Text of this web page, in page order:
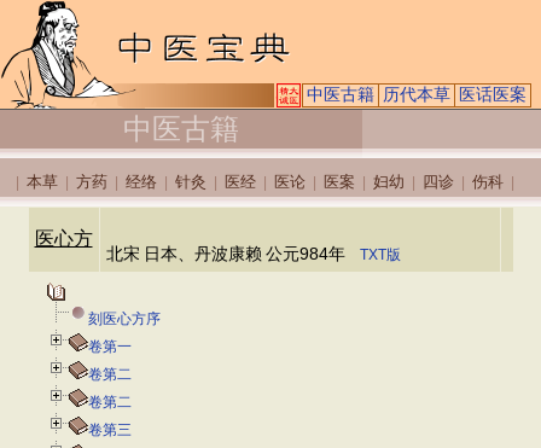
中医古籍 历代本草 医话医案
中医古籍
本草 方药 经络 针灸 医经 医论 医案 妇幼 四诊 伤科
医心方
北宋 日本、丹波康赖 公元984年 TXT版
刻医心方序
卷第一
卷第二
卷第二
卷第三